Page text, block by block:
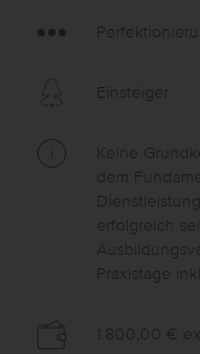
Einsteiger
Keine
dem
erfolgreich
Praxistage
1.800,00 €